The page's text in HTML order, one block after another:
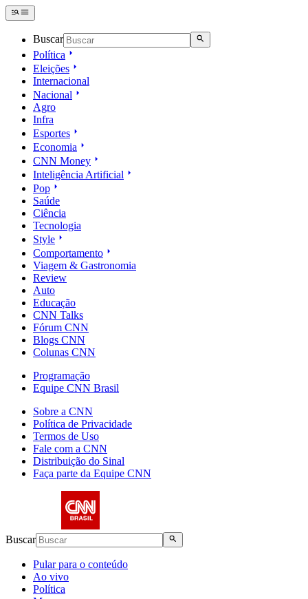
Buscar
Política
Eleições
Internacional
Nacional
Agro
Infra
Esportes
Economia
CNN Money
Inteligência Artificial
Pop
Saúde
Ciência
Tecnologia
Style
Comportamento
Viagem & Gastronomia
Review
Auto
Educação
CNN Talks
Fórum CNN
Blogs CNN
Colunas CNN
Programação
Equipe CNN Brasil
Sobre a CNN
Política de Privacidade
Termos de Uso
Fale com a CNN
Distribuição do Sinal
Faça parte da Equipe CNN
Buscar
Pular para o conteúdo
Ao vivo
Política